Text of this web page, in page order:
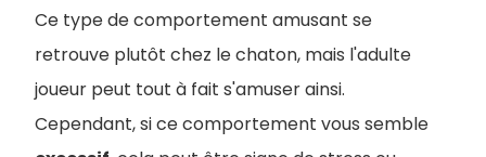
Ce type de comportement amusant se
retrouve plutôt chez le chaton, mais l'adulte
joueur peut tout à fait s'amuser ainsi.
Cependant, si ce comportement vous semble